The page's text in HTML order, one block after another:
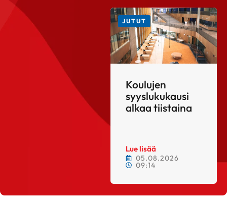
JUTUT
Koulujen
syyslukukausi
alkaa tiistaina
Lue lisää
05.08.2026
09:14